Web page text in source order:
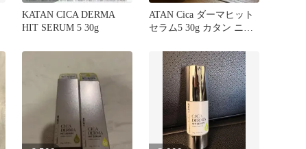
KATAN CICA DERMA
HIT SERUM 5 30g
ATAN Cica ダーマヒット
セラム5 30g カタン ニー